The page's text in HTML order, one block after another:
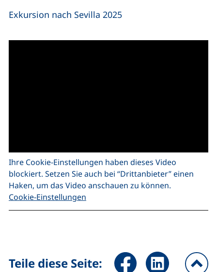
Exkursion nach Sevilla 2025
Ihre Cookie-Einstellungen haben dieses Video
blockiert. Setzen Sie auch bei “Drittanbieter” einen
Haken, um das Video anschauen zu können.
Cookie-Einstellungen
Teile diese Seite: Seite über Facebook teilen
Seite über